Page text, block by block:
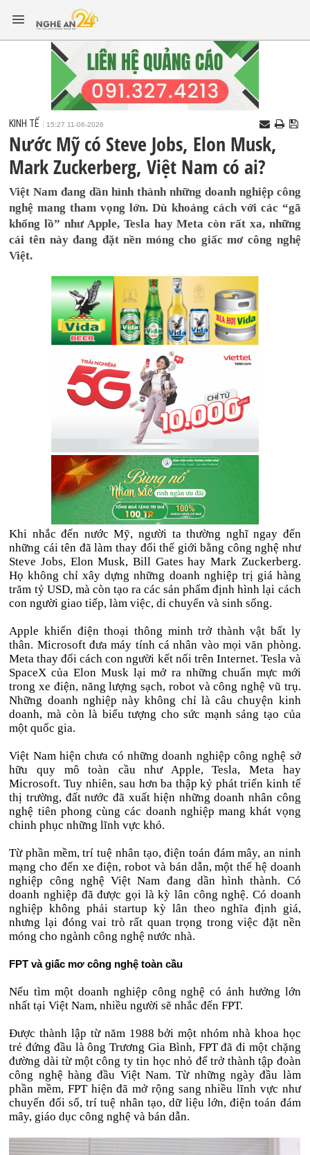
KINH TẾ 15:27 11-06-2026
Nước Mỹ có Steve Jobs, Elon Musk,
Mark Zuckerberg, Việt Nam có ai?
Việt Nam đang dần hình thành những doanh nghiệp công
nghệ mang tham vọng lớn. Dù khoảng cách với các “gã
khổng lồ” như Apple, Tesla hay Meta còn rất xa, những
cái tên này đang đặt nền móng cho giấc mơ công nghệ
Việt.
Khi nhắc đến nước Mỹ, người ta thường nghĩ ngay đến
những cái tên đã làm thay đổi thế giới bằng công nghệ như
Steve Jobs, Elon Musk, Bill Gates hay Mark Zuckerberg.
Họ không chỉ xây dựng những doanh nghiệp trị giá hàng
trăm tỷ USD, mà còn tạo ra các sản phẩm định hình lại cách
con người giao tiếp, làm việc, di chuyển và sinh sống.
Apple khiến điện thoại thông minh trở thành vật bất ly
thân. Microsoft đưa máy tính cá nhân vào mọi văn phòng.
Meta thay đổi cách con người kết nối trên Internet. Tesla và
SpaceX của Elon Musk lại mở ra những chuẩn mực mới
trong xe điện, năng lượng sạch, robot và công nghệ vũ trụ.
Những doanh nghiệp này không chỉ là câu chuyện kinh
doanh, mà còn là biểu tượng cho sức mạnh sáng tạo của
một quốc gia.
Việt Nam hiện chưa có những doanh nghiệp công nghệ sở
hữu quy mô toàn cầu như Apple, Tesla, Meta hay
Microsoft. Tuy nhiên, sau hơn ba thập kỷ phát triển kinh tế
thị trường, đất nước đã xuất hiện những doanh nhân công
nghệ tiên phong cùng các doanh nghiệp mang khát vọng
chinh phục những lĩnh vực khó.
Từ phần mềm, trí tuệ nhân tạo, điện toán đám mây, an ninh
mạng cho đến xe điện, robot và bán dẫn, một thế hệ doanh
nghiệp công nghệ Việt Nam đang dần hình thành. Có
doanh nghiệp đã được gọi là kỳ lân công nghệ. Có doanh
nghiệp không phải startup kỳ lân theo nghĩa định giá,
nhưng lại đóng vai trò rất quan trọng trong việc đặt nền
móng cho ngành công nghệ nước nhà.
FPT và giấc mơ công nghệ toàn cầu
Nếu tìm một doanh nghiệp công nghệ có ảnh hưởng lớn
nhất tại Việt Nam, nhiều người sẽ nhắc đến FPT.
Được thành lập từ năm 1988 bởi một nhóm nhà khoa học
trẻ đứng đầu là ông Trương Gia Bình, FPT đã đi một chặng
đường dài từ một công ty tin học nhỏ để trở thành tập đoàn
công nghệ hàng đầu Việt Nam. Từ những ngày đầu làm
phần mềm, FPT hiện đã mở rộng sang nhiều lĩnh vực như
chuyển đổi số, trí tuệ nhân tạo, dữ liệu lớn, điện toán đám
mây, giáo dục công nghệ và bán dẫn.